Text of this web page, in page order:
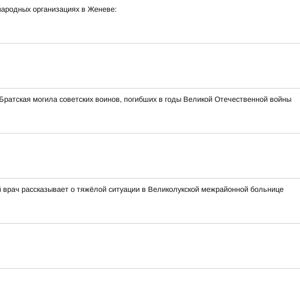
организациях в Женеве:
могила советских воинов, погибших в годы Великой Отечественной войны
рассказывает о тяжёлой ситуации в Великолукской межрайонной больнице